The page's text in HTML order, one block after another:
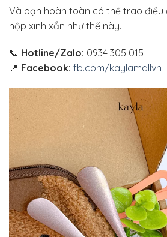
Và bạn hoàn toàn có thể trao điều
hộp xinh xắn như thế này.
📞 Hotline/Zalo: 0934 305 015
📍 Facebook: fb.com/kaylamallvn